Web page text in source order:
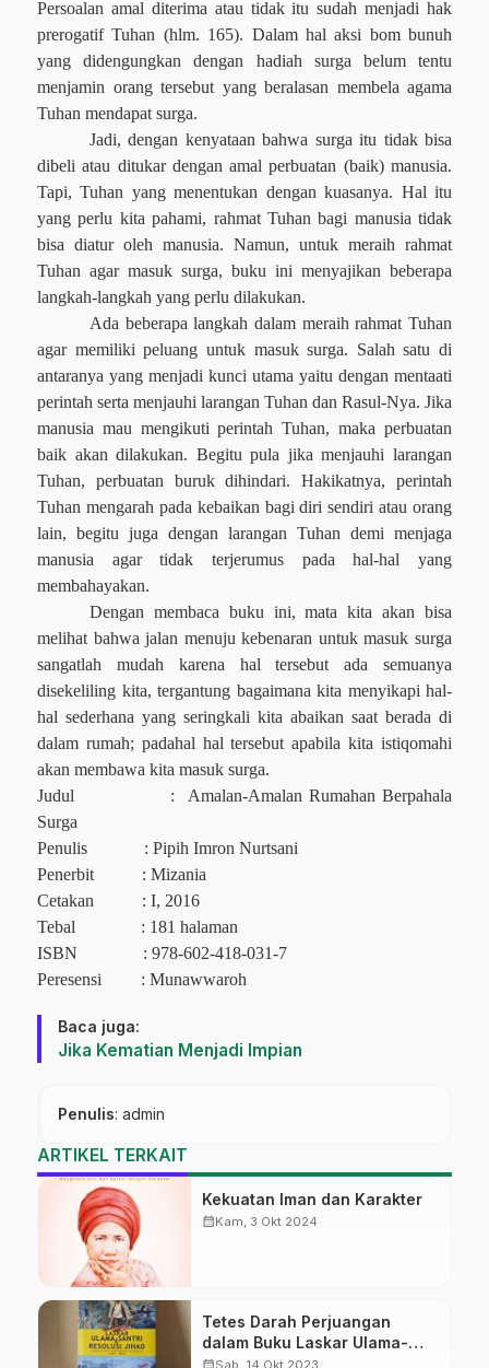
Persoalan amal diterima atau tidak itu sudah menjadi hak
prerogatif Tuhan (hlm. 165). Dalam hal aksi bom bunuh
yang didengungkan dengan hadiah surga belum tentu
menjamin orang tersebut yang beralasan membela agama
Tuhan mendapat surga.
Jadi, dengan kenyataan bahwa surga itu tidak bisa
dibeli atau ditukar dengan amal perbuatan (baik) manusia.
Tapi, Tuhan yang menentukan dengan kuasanya. Hal itu
yang perlu kita pahami, rahmat Tuhan bagi manusia tidak
bisa diatur oleh manusia. Namun, untuk meraih rahmat
Tuhan agar masuk surga, buku ini menyajikan beberapa
langkah-langkah yang perlu dilakukan.
Ada beberapa langkah dalam meraih rahmat Tuhan
agar memiliki peluang untuk masuk surga. Salah satu di
antaranya yang menjadi kunci utama yaitu dengan mentaati
perintah serta menjauhi larangan Tuhan dan Rasul-Nya. Jika
manusia mau mengikuti perintah Tuhan, maka perbuatan
baik akan dilakukan. Begitu pula jika menjauhi larangan
Tuhan, perbuatan buruk dihindari. Hakikatnya, perintah
Tuhan mengarah pada kebaikan bagi diri sendiri atau orang
lain, begitu juga dengan larangan Tuhan demi menjaga
manusia agar tidak terjerumus pada hal-hal yang
membahayakan.
Dengan membaca buku ini, mata kita akan bisa
melihat bahwa jalan menuju kebenaran untuk masuk surga
sangatlah mudah karena hal tersebut ada semuanya
disekeliling kita, tergantung bagaimana kita menyikapi hal-
hal sederhana yang seringkali kita abaikan saat berada di
dalam rumah; padahal hal tersebut apabila kita istiqomahi
akan membawa kita masuk surga.
Judul
:
Amalan-Amalan Rumahan Berpahala
Surga
Penulis
: Pipih Imron Nurtsani
Penerbit
: Mizania
Cetakan
: I, 2016
Tebal
: 181 halaman
ISBN
: 978-602-418-031-7
Peresensi
: Munawwaroh
Baca juga:
Jika Kematian Menjadi Impian
Penulis: admin
ARTIKEL TERKAIT
Kekuatan Iman dan Karakter
calendar_monthKam, 3 Okt 2024
Tetes Darah Perjuangan
dalam Buku Laskar Ulama-
Santri
calendar_monthSab, 14 Okt 2023